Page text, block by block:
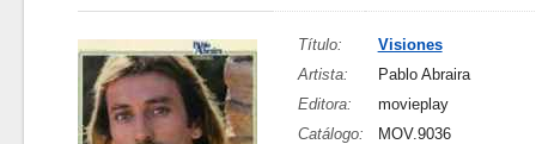
Título:
Visiones
Artista:
Pablo Abraira
Editora:
movieplay
Catálogo:
MOV.9036